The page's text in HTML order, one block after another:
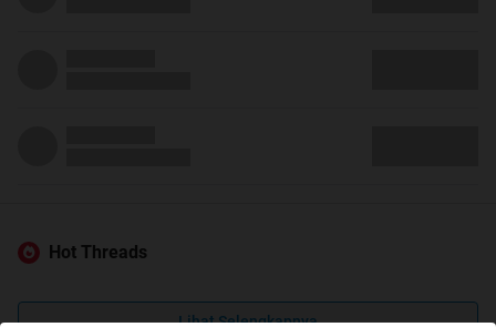
Hot Threads
Lihat Selengkapnya